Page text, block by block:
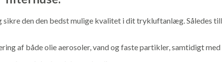
sikre den den bedst mulige kvalitet i dit trykluftanlæg.
af både olie aerosoler, vand og faste partikler, samtidigt